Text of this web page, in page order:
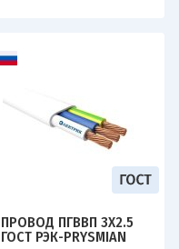
ПРОВОД ПГВВП 3Х2.5
ГОСТ РЭК-PRYSMIAN